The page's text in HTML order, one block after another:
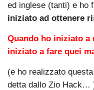
ed inglese (tanti) e ho
iniziato ad ottenere
Quando ho iniziato a
iniziato a fare quei
(e ho realizzato
detta dallo Zio Hack…